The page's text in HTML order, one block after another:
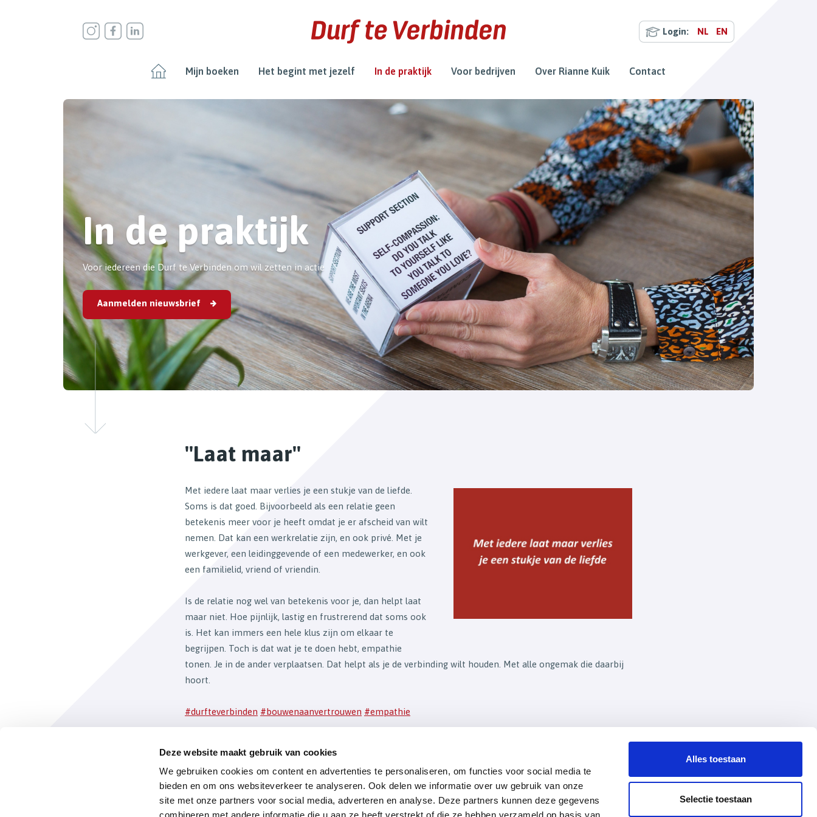
Deze website maakt gebruik van cookies
We gebruiken cookies om content en advertenties te personaliseren, om functies voor social media te
bieden en om ons websiteverkeer te analyseren. Ook delen we informatie over uw gebruik van onze
site met onze partners voor social media, adverteren en analyse. Deze partners kunnen deze gegevens
Alles toestaan
Selectie toestaan
Login: NL EN
Mijn boeken Het begint met jezelf In de praktijk Voor bedrijven Over Rianne Kuik Contact
In de praktijk
Voor iedereen die Durf te Verbinden om wil zetten in actie
Aanmelden nieuwsbrief
''Laat maar''
Met iedere laat maar verlies je een stukje van de liefde.
Soms is dat goed. Bijvoorbeeld als een relatie geen
betekenis meer voor je heeft omdat je er afscheid van wilt
nemen. Dat kan een werkrelatie zijn, en ook privé. Met je
werkgever, een leidinggevende of een medewerker, en ook
een familielid, vriend of vriendin.
Is de relatie nog wel van betekenis voor je, dan helpt laat
maar niet. Hoe pijnlijk, lastig en frustrerend dat soms ook
is. Het kan immers een hele klus zijn om elkaar te
begrijpen. Toch is dat wat je te doen hebt, empathie
tonen. Je in de ander verplaatsen. Dat helpt als je de verbinding wilt houden. Met alle ongemak die daarbij
hoort.
#durfteverbinden #bouwenaanvertrouwen #empathie
Terug naar het overzicht